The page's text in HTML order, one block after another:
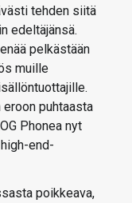
tehden siitä
edeltäjänsä.
pelkästään
muille
puhtaasta
Phonea nyt
end-
poikkeava,